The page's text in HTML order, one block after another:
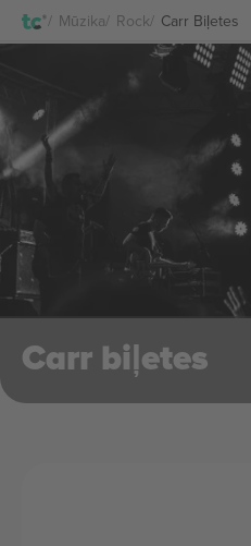
Mūzika Rock Carr Biļetes
Carr biļetes